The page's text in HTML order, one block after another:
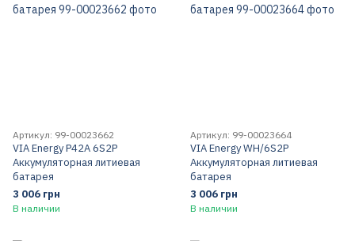
Артикул: 99-00023662
VIA Energy P42A 6S2P
Аккумуляторная литиевая
батарея
3 006 грн
В наличии
Артикул: 99-00023664
VIA Energy WH/6S2P
Аккумуляторная литиевая
батарея
3 006 грн
В наличии